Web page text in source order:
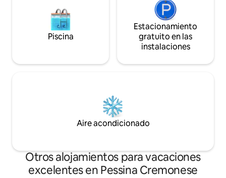
Piscina
Estacionamiento
gratuito en las
instalaciones
Aire acondicionado
Otros alojamientos para vacaciones
excelentes en Pessina Cremonese